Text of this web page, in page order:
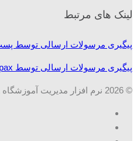
لینک های مرتبط
پیگیری مرسولات ارسالی توسط
پیگیری مرسولات ارسالی توسط Tipax
© 2026 نرم افزار مدیریت آموزشگاه SCHOOL | نرم افزار ثبت نام آموزشگاه ها. تمامی حقوق محفوظ است